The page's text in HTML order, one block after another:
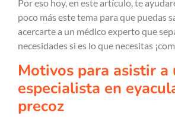
Por eso hoy, en este artículo, te
poco más este tema para que puedas
acercarte a un médico experto que
necesidades si es lo que necesitas
Motivos para asistir a
especialista en
precoz